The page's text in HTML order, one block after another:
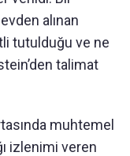
alınan
tutulduğu ve ne
talimat
muhtemel
izlenimi veren